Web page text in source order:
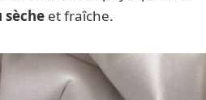
sècheet fraîche.